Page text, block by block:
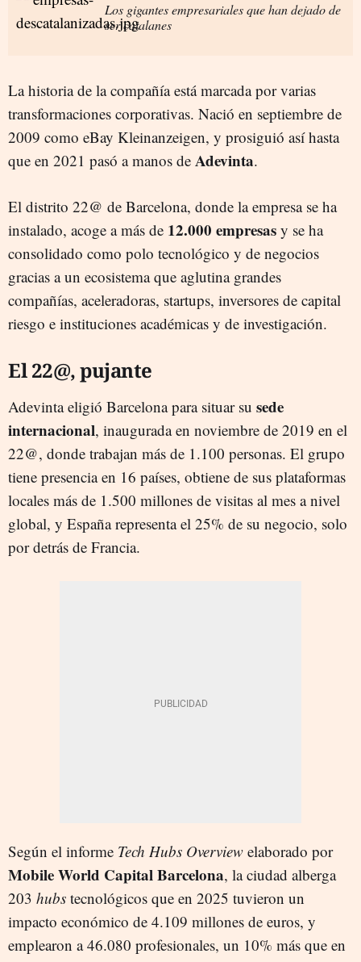
Los gigantes empresariales que han dejado de
ser catalanes
La historia de la compañía está marcada por varias
transformaciones corporativas. Nació en septiembre de
2009 como eBay Kleinanzeigen, y prosiguió así hasta
que en 2021 pasó a manos de Adevinta.
El distrito 22@ de Barcelona, donde la empresa se ha
instalado, acoge a más de 12.000 empresas y se ha
consolidado como polo tecnológico y de negocios
gracias a un ecosistema que aglutina grandes
compañías, aceleradoras, startups, inversores de capital
riesgo e instituciones académicas y de investigación.
El 22@, pujante
Adevinta eligió Barcelona para situar su sede
internacional, inaugurada en noviembre de 2019 en el
22@, donde trabajan más de 1.100 personas. El grupo
tiene presencia en 16 países, obtiene de sus plataformas
locales más de 1.500 millones de visitas al mes a nivel
global, y España representa el 25% de su negocio, solo
por detrás de Francia.
Según el informe Tech Hubs Overview elaborado por
Mobile World Capital Barcelona, la ciudad alberga
203 hubs tecnológicos que en 2025 tuvieron un
impacto económico de 4.109 millones de euros, y
emplearon a 46.080 profesionales, un 10% más que en